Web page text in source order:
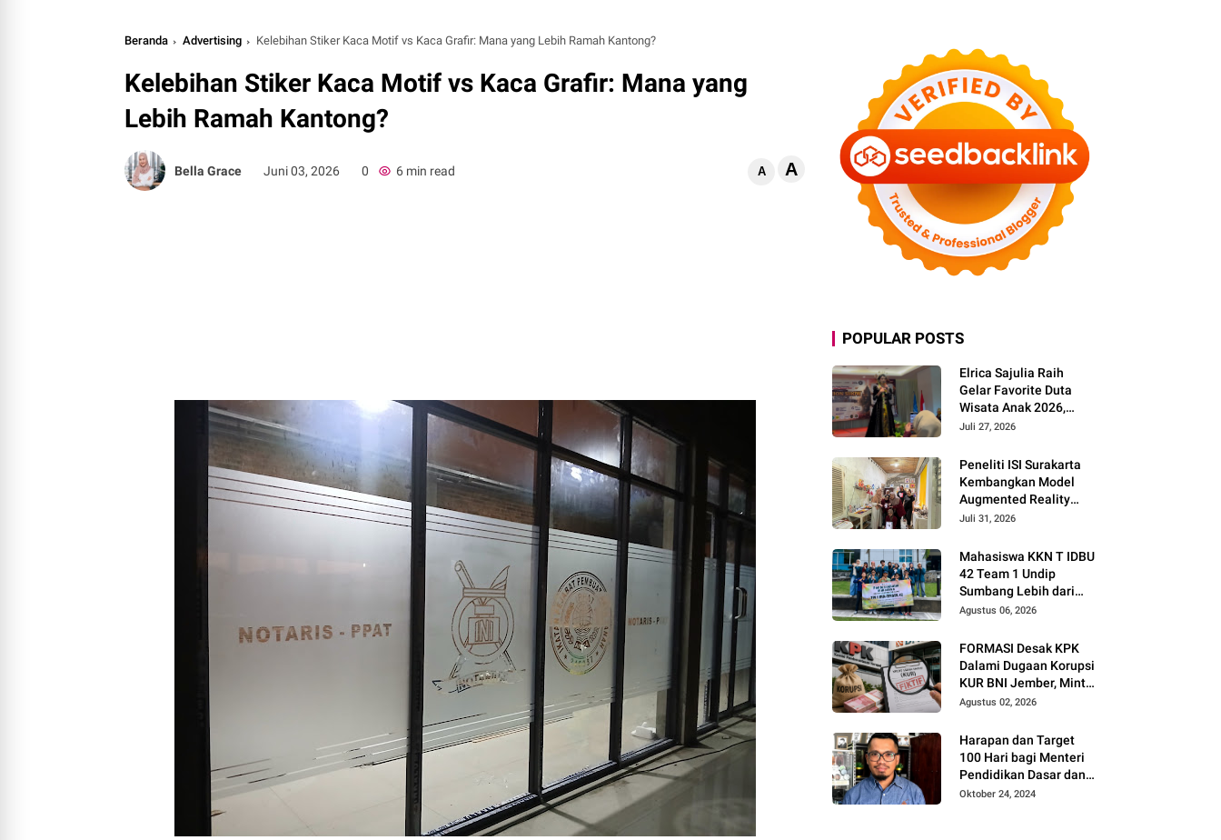
Beranda Advertising Kelebihan Stiker Kaca Motif vs Kaca Grafir: Mana yang Lebih Ramah Kantong?
Kelebihan Stiker Kaca Motif vs Kaca Grafir: Mana yang
Lebih Ramah Kantong?
Bella Grace Juni 03, 2026 0 6 min read A A
POPULAR POSTS
Elrica Sajulia Raih
Gelar Favorite Duta
Wisata Anak 2026,
Tunjukkan Potensi
Modeling dan Public
Speaking
Juli 27, 2026
Peneliti ISI Surakarta
Kembangkan Model
Augmented Reality
untuk Menghidupkan
Seni Berbasis Literasi
Budaya Berkelanjutan
Juli 31, 2026
Mahasiswa KKN T IDBU
42 Team 1 Undip
Sumbang Lebih dari
Rp5,7 Juta bagi UMKM
Agustus 06, 2026
FORMASI Desak KPK
Dalami Dugaan Korupsi
KUR BNI Jember, Minta
Telusuri Sistem
Tingkat Direksi
Agustus 02, 2026
Harapan dan Target
100 Hari bagi Menteri
Pendidikan Dasar dan
Menengah Kabinet
Oktober 24, 2024